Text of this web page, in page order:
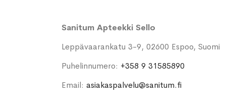
Sanitum Apteekki Sello
Leppävaarankatu 3-9, 02600 Espoo, Suomi
Puhelinnumero: +358 9 31585890
Email: asiakaspalvelu@sanitum.fi